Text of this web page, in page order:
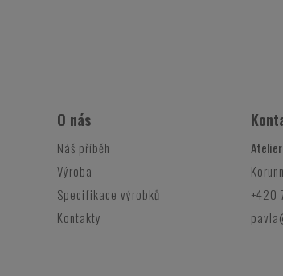
O nás
Náš příběh
Výroba
Specifikace výrobků
Kontakty
Atelier
+420